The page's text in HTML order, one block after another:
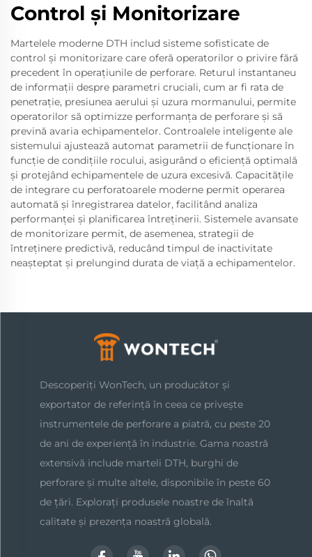
Control și Monitorizare
Martelele moderne DTH includ sisteme sofisticate de
control și monitorizare care oferă operatorilor o privire fără
precedent în operațiunile de perforare. Returul instantaneu
de informații despre parametri cruciali, cum ar fi rata de
penetrație, presiunea aerului și uzura mormanului, permite
operatorilor să optimizze performanța de perforare și să
prevină avaria echipamentelor. Controalele inteligente ale
sistemului ajustează automat parametrii de funcționare în
funcție de condițiile rocului, asigurând o eficiență optimală
și protejând echipamentele de uzura excesivă. Capacitățile
de integrare cu perforatoarele moderne permit operarea
automată și înregistrarea datelor, facilitând analiza
performanței și planificarea întreținerii. Sistemele avansate
de monitorizare permit, de asemenea, strategii de
întreținere predictivă, reducând timpul de inactivitate
neașteptat și prelungind durata de viață a echipamentelor.
Descoperiți WonTech, un producător și
exportator de referință în ceea ce privește
instrumentele de perforare a piatră, cu peste 20
de ani de experiență în industrie. Gama noastră
extensivă include marteli DTH, burghi de
perforare și multe altele, disponibile în peste 60
de țări. Explorați produsele noastre de înaltă
calitate și prezența noastră globală.